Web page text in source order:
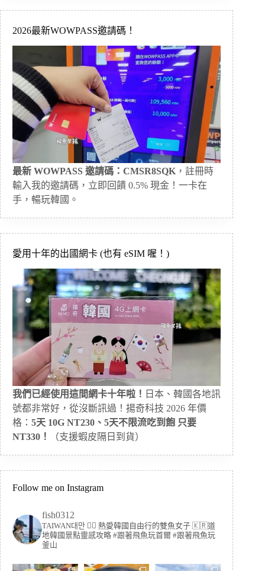
2026最新WOWPASS邀請碼！
最新 WOWPASS 邀請碼：CMSR8SQK ，註冊時
輸入我的邀請碼，立即回饋 0.5% 現金！一卡在
手，暢玩韓國。
愛用十年的出國網卡 (也有 eSIM 喔！)
我們已經使用這間網卡十年啦！ 日本、韓國各地訊
號都非常好，從沒斷訊過！揚奇科技 2026 年價
格： 5天 10G NT230、5天不限流吃到飽 只要
NT330！
（支援蝦皮隔日到貨）
Follow me on Instagram
fish0312
TAIWAN대만 🏳️‍🌈 熱愛韓國自由行的雙魚女子 🇰🇷道
地韓國景點靈感攻略 #跟著飛魚玩首爾 #跟著飛魚玩
釜山